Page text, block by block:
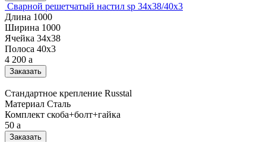
Сварной решетчатый настил sp 34х38/40х3
Длина 1000
Ширина 1000
Ячейка 34х38
Полоса 40х3
4 200 a
Заказать
Стандартное крепление Russtal
Материал Cталь
Комплект скоба+болт+гайка
50 a
Заказать